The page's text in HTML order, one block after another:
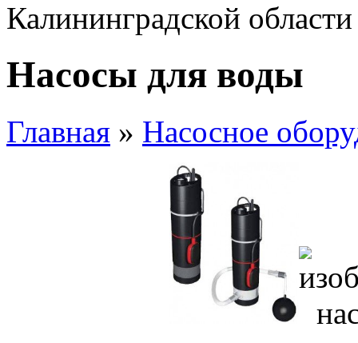
Калининградской области
Насосы для воды
Главная » Насосное